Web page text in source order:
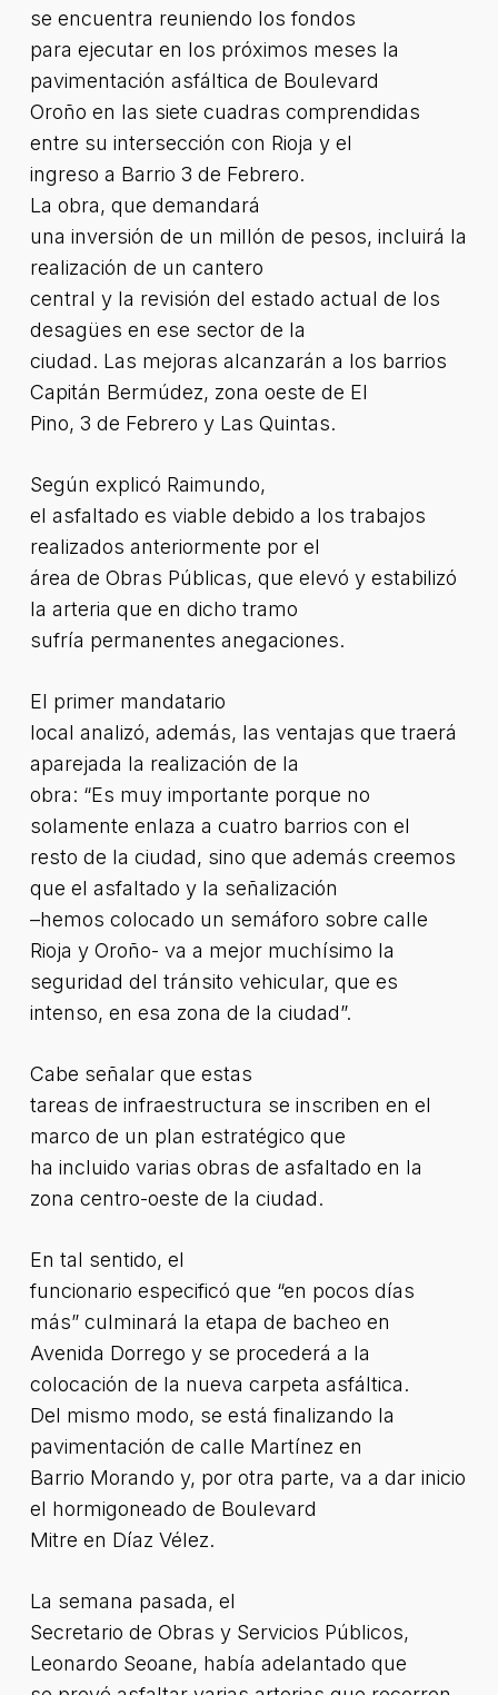
se encuentra reuniendo los fondos
para ejecutar en los próximos meses la
pavimentación asfáltica de Boulevard
Oroño en las siete cuadras comprendidas
entre su intersección con Rioja y el
ingreso a Barrio 3 de Febrero.
La obra, que demandará
una inversión de un millón de pesos, incluirá la
realización de un cantero
central y la revisión del estado actual de los
desagües en ese sector de la
ciudad. Las mejoras alcanzarán a los barrios
Capitán Bermúdez, zona oeste de El
Pino, 3 de Febrero y Las Quintas.
Según explicó Raimundo,
el asfaltado es viable debido a los trabajos
realizados anteriormente por el
área de Obras Públicas, que elevó y estabilizó
la arteria que en dicho tramo
sufría permanentes anegaciones.
El primer mandatario
local analizó, además, las ventajas que traerá
aparejada la realización de la
obra: “Es muy importante porque no
solamente enlaza a cuatro barrios con el
resto de la ciudad, sino que además creemos
que el asfaltado y la señalización
–hemos colocado un semáforo sobre calle
Rioja y Oroño- va a mejor muchísimo la
seguridad del tránsito vehicular, que es
intenso, en esa zona de la ciudad”.
Cabe señalar que estas
tareas de infraestructura se inscriben en el
marco de un plan estratégico que
ha incluido varias obras de asfaltado en la
zona centro-oeste de la ciudad.
En tal sentido, el
funcionario especificó que “en pocos días
más” culminará la etapa de bacheo en
Avenida Dorrego y se procederá a la
colocación de la nueva carpeta asfáltica.
Del mismo modo, se está finalizando la
pavimentación de calle Martínez en
Barrio Morando y, por otra parte, va a dar inicio
el hormigoneado de Boulevard
Mitre en Díaz Vélez.
La semana pasada, el
Secretario de Obras y Servicios Públicos,
Leonardo Seoane, había adelantado que